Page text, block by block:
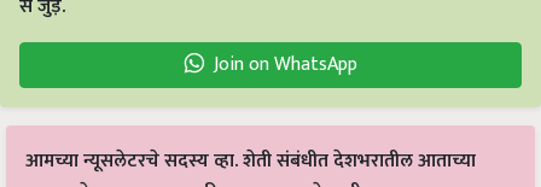
Join on WhatsApp
आमच्या न्यूसलेटरचे सदस्य व्हा. शेती संबंधीत देशभरातील आताच्या
बातम्या मेलवर वाचण्यासाठी आमच्या न्यूसलेटरची सदस्यता घ्या.